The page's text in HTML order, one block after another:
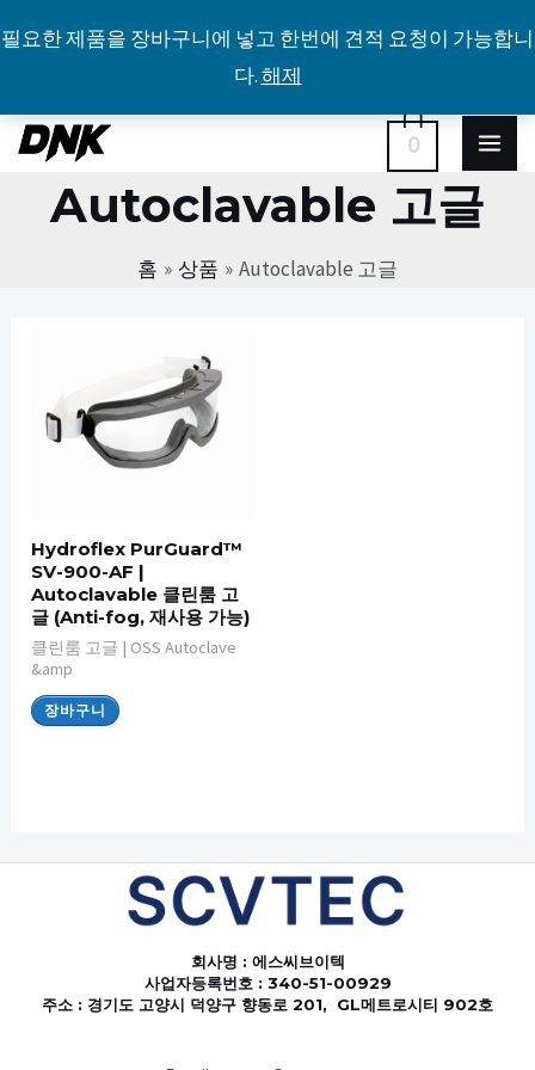
필요한 제품을 장바구니에 넣고 한번에 견적 요청이 가능합니
다.해제
0
Autoclavable 고글
홈 상품 Autoclavable 고글
Hydroflex PurGuard™
SV-900-AF |
Autoclavable 클린룸 고
글 (Anti-fog, 재사용 가능)
클린룸 고글 | OSS Autoclave
&amp
장바구니
회사명 : 에스씨브이텍
사업자등록번호 : 340-51-00929
주소 : 경기도 고양시 덕양구 향동로 201, GL메트로시티 902호